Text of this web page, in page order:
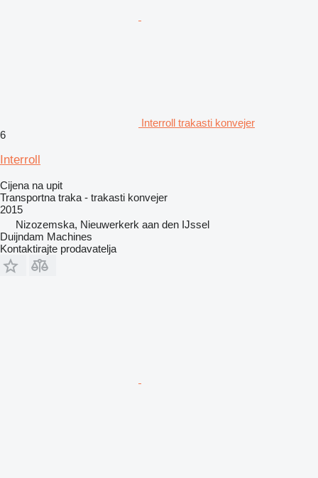
Interroll trakasti konvejer
6
Interroll
Cijena na upit
Transportna traka - trakasti konvejer
2015
Nizozemska, Nieuwerkerk aan den IJssel
Duijndam Machines
Kontaktirajte prodavatelja